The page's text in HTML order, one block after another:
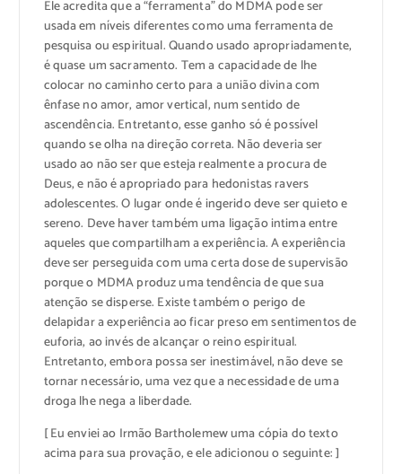
Ele acredita que a “ferramenta” do MDMA pode ser
usada em níveis diferentes como uma ferramenta de
pesquisa ou espiritual. Quando usado apropriadamente,
é quase um sacramento. Tem a capacidade de lhe
colocar no caminho certo para a união divina com
ênfase no amor, amor vertical, num sentido de
ascendência. Entretanto, esse ganho só é possível
quando se olha na direção correta. Não deveria ser
usado ao não ser que esteja realmente a procura de
Deus, e não é apropriado para hedonistas ravers
adolescentes. O lugar onde é ingerido deve ser quieto e
sereno. Deve haver também uma ligação intima entre
aqueles que compartilham a experiência. A experiência
deve ser perseguida com uma certa dose de supervisão
porque o MDMA produz uma tendência de que sua
atenção se disperse. Existe também o perigo de
delapidar a experiência ao ficar preso em sentimentos de
euforia, ao invés de alcançar o reino espiritual.
Entretanto, embora possa ser inestimável, não deve se
tornar necessário, uma vez que a necessidade de uma
droga lhe nega a liberdade.
[ Eu enviei ao Irmão Bartholemew uma cópia do texto
acima para sua provação, e ele adicionou o seguinte: ]